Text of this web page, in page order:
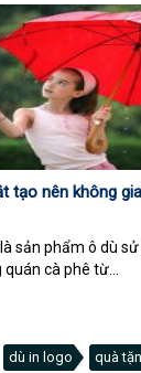
tạo nên không
là sản phẩm ô dù
cà phê từ...
dù in logo
quà